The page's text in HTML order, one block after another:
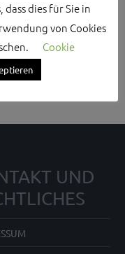
to this widget area.
UND
dies für Sie in
von Cookies
Cookie